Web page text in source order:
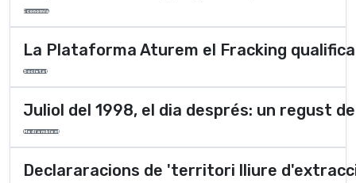
Economia
La Plataforma Aturem el Fracking
Societat
Juliol del 1998, el dia després: un regust
Medi ambient
Declararacions de 'territori lliure